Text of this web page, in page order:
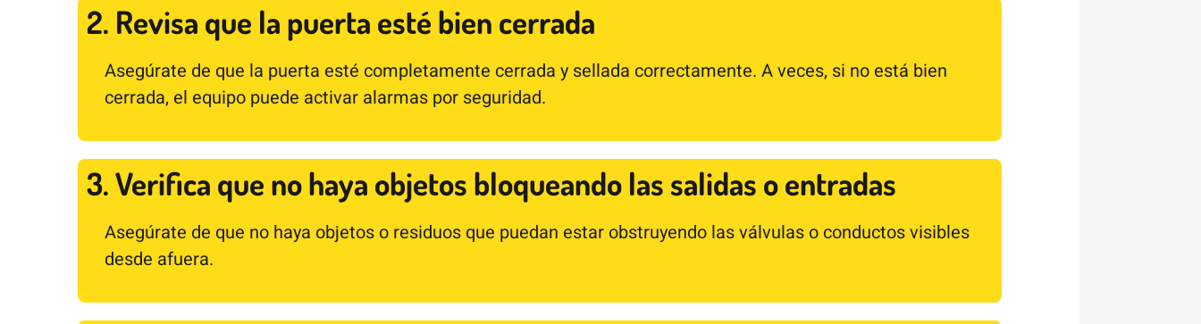
2. Revisa que la puerta esté bien cerrada
Asegúrate de que la puerta esté completamente cerrada y sellada correctamente. A veces, si no está bien
cerrada, el equipo puede activar alarmas por seguridad.
3. Verifica que no haya objetos bloqueando las salidas o entradas
Asegúrate de que no haya objetos o residuos que puedan estar obstruyendo las válvulas o conductos visibles
desde afuera.